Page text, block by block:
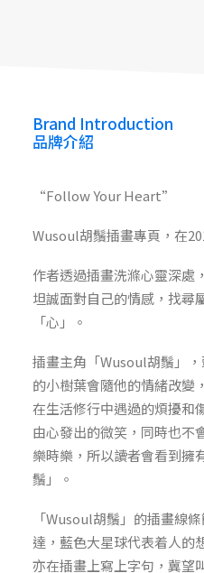
Brand Introduction
品牌介紹
“Follow Your Heart”
Wusoul胡鬚插畫專頁，在
作者透過插畫洗滌心靈深處
坦誠面對自己的情感，找尋
「心」。
插畫主角「Wusoul胡鬚」
的小樹葉會隨他的情緒改變
在生活修行中遇過的煩擾和
由心發出的微笑，同時也不
樂時樂，所以讀者會看到擁
鬚」。
「Wusoul胡鬚」的插畫線
達，藍色大星球代表着人的
亦在插畫上寫上字句，冀望